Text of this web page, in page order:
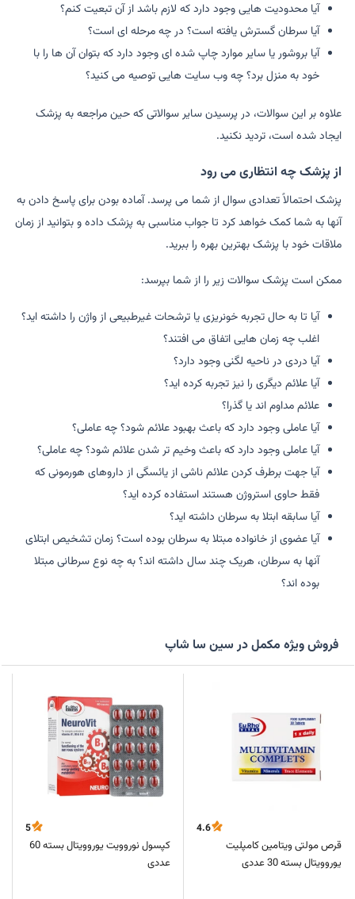
آیا محدودیت هایی وجود دارد که لازم باشد از آن تبعیت کنم؟
آیا سرطان گسترش یافته است؟ در چه مرحله ای است؟
آیا بروشور یا سایر موارد چاپ شده ای وجود دارد که بتوان آن ها را با
خود به منزل برد؟ چه وب سایت هایی توصیه می کنید؟
علاوه بر این سوالات، در پرسیدن سایر سوالاتی که حین مراجعه به پزشک
ایجاد شده است، تردید نکنید.
از پزشک چه انتظاری می رود
پزشک احتمالاً تعدادی سوال از شما می پرسد. آماده بودن برای پاسخ دادن به
آنها به شما کمک خواهد کرد تا جواب مناسبی به پزشک داده و بتوانید از زمان
ملاقات خود با پزشک بهترین بهره را ببرید.
ممکن است پزشک سوالات زیر را از شما بپرسد:
آیا تا به حال تجربه خونریزی یا ترشحات غیرطبیعی از واژن را داشته اید؟
اغلب چه زمان هایی اتفاق می افتند؟
آیا دردی در ناحیه لگنی وجود دارد؟
آیا علائم دیگری را نیز تجربه کرده اید؟
علائم مداوم اند یا گذرا؟
آیا عاملی وجود دارد که باعث بهبود علائم شود؟ چه عاملی؟
آیا عاملی وجود دارد که باعث وخیم تر شدن علائم شود؟ چه عاملی؟
آیا جهت برطرف کردن علائم ناشی از یائسگی از داروهای هورمونی که
فقط حاوی استروژن هستند استفاده کرده اید؟
آیا سابقه ابتلا به سرطان داشته اید؟
آیا عضوی از خانواده مبتلا به سرطان بوده است؟ زمان تشخیص ابتلای
آنها به سرطان، هریک چند سال داشته اند؟ به چه نوع سرطانی مبتلا
بوده اند؟
فروش ویژه مکمل در سین سا شاپ
4.6
قرص مولتی ویتامین کامپلیت
یوروویتال بسته 30 عددی
5
کپسول نوروویت یوروویتال بسته 60
عددی